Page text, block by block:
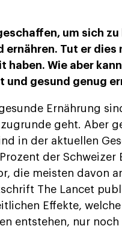
um sich
ernähren. Tut er
haben. Wie aber
und gesund genug
Ernährung
geht. Aber
in der aktuellen
der
die meisten davon
The Lancet
Effekte,
entstehen, nur